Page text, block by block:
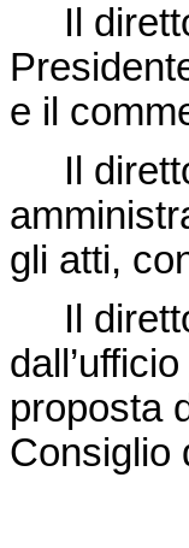
Il
e il
Il
gli atti,
Il
proposta
Consiglio